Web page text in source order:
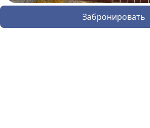
Забронировать